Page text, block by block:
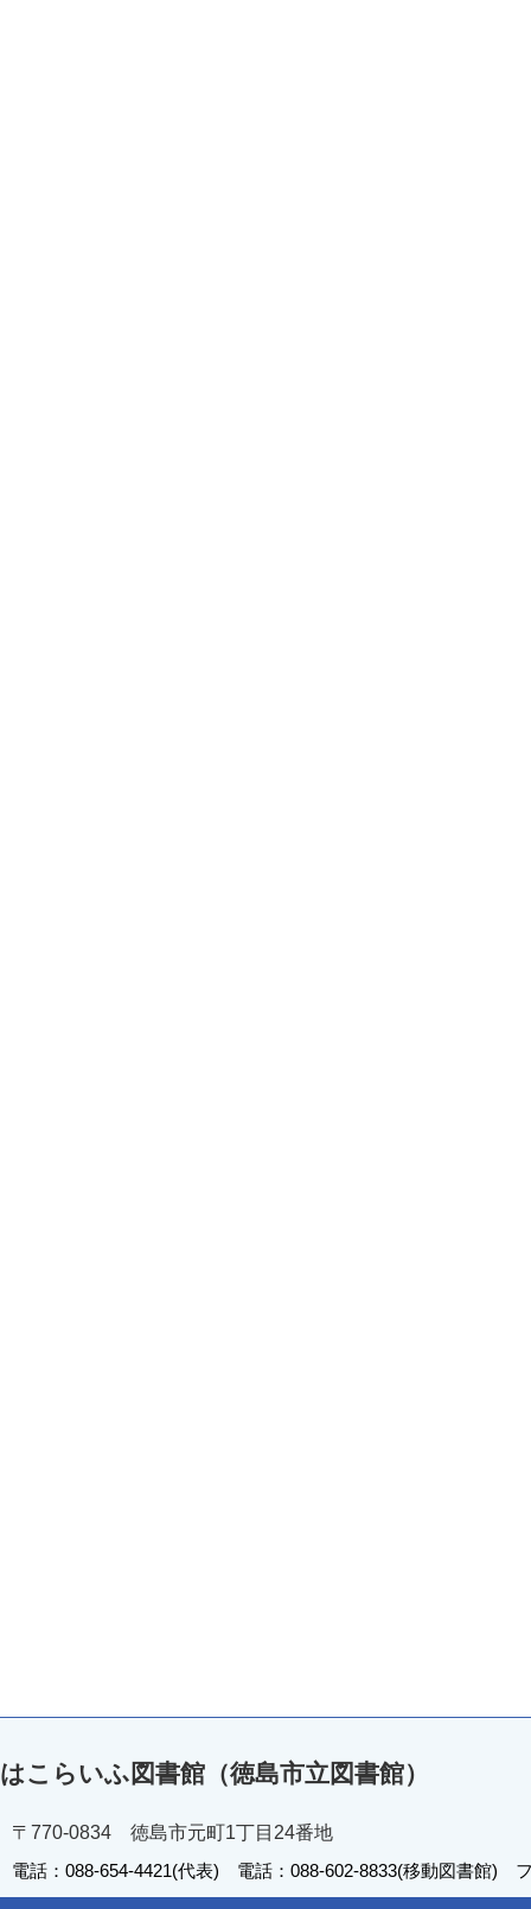
はこらいふ図書館（徳島市立図書館）
〒770-0834 徳島市元町1丁目24番地
電話：088-654-4421(代表) 電話：088-602-8833(移動図書館)